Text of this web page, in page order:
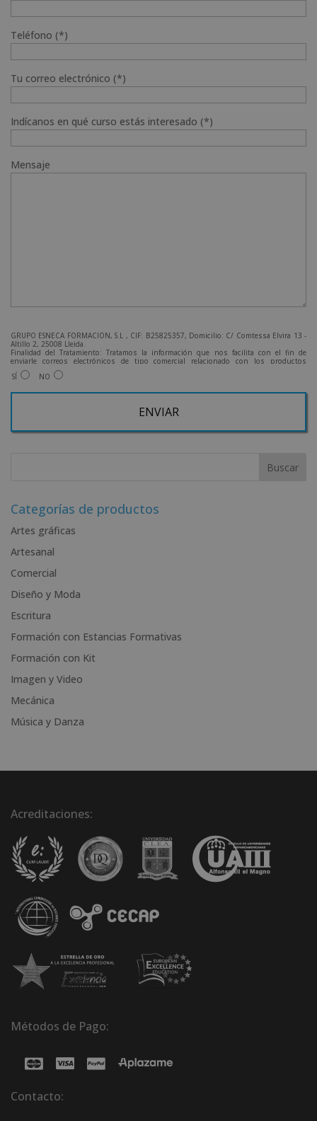
Teléfono (*)
Tu correo electrónico (*)
Indícanos en qué curso estás interesado (*)
Mensaje
GRUPO ESNECA FORMACIÓN, S.L , CIF: B25825357, Domicilio: C/ Comtessa Elvira 13 -
Altillo 2, 25008 Lleida.
Finalidad del Tratamiento: Tratamos la información que nos facilita con el fin de
enviarle correos electrónicos de tipo comercial relacionado con los productos
ofrecidos y otros tipo de productos que fueran de su interés.
Legitimación del tratamiento: Consentimiento del interesado.
a la dirección admin@grupoesneca.com.
Desea recibir información comercial (vía telefónica y/o email):
SÍ NO
r
a
t
i
:
Categorías de productos
Artes gráficas
Artesanal
Comercial
Diseño y Moda
Escritura
Formación con Estancias Formativas
Formación con Kit
Imagen y Video
Mecánica
Música y Danza
Acreditaciones:
Métodos de Pago:
Contacto: